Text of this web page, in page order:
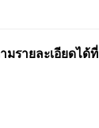
รายละเอียดได้ที่